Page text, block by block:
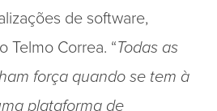
de software,
Telmo Correa. “Todas as
força quando se tem à
plataforma de